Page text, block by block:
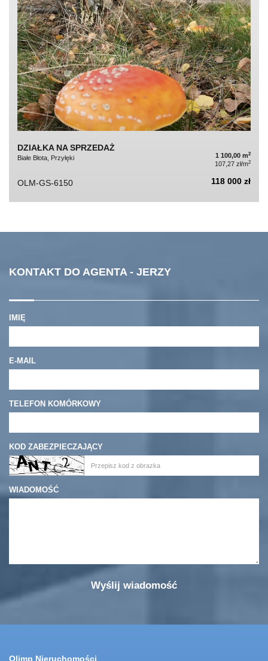
DZIAŁKA NA SPRZEDAŻ
Białe Błota, Przyłęki 1 100,00 m2
107,27 zł/m2
OLM-GS-6150 118 000 zł
KONTAKT DO AGENTA - JERZY
IMIĘ
E-MAIL
TELEFON KOMÓRKOWY
KOD ZABEZPIECZAJĄCY
WIADOMOŚĆ
Olimp Nieruchomości